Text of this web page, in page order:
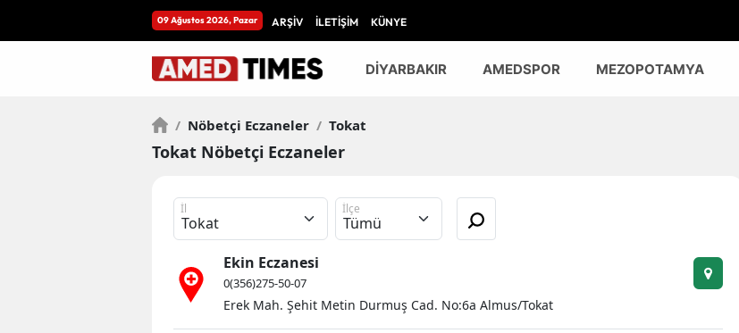
09 Ağustos 2026, Pazar ARŞİV İLETİŞİM KÜNYE
DİYARBAKIR AMEDSPOR MEZOPOTAMYA
/ Nöbetçi Eczaneler / Tokat
Tokat Nöbetçi Eczaneler
İl İlçe
Ekin Eczanesi
0(356)275-50-07
Erek Mah. Şehit Metin Durmuş Cad. No:6a Almus/Tokat